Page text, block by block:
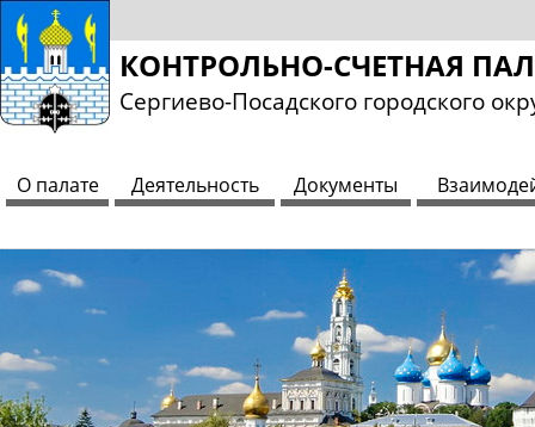
КОНТРОЛЬНО-СЧЕТНАЯ
Сергиево-Посадского городского
О палате Деятельность Документы